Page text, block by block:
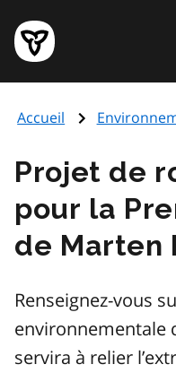
au
contenu
principal
Page
d'accueil
de
Accueil
Projet de
pour la
de Marten
Renseignez-vous
environnementale
servira à relier